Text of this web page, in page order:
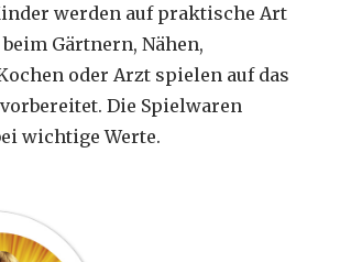
werden auf praktische Art
Gärtnern, Nähen,
oder Arzt spielen auf das
Die Spielwaren
wichtige Werte.